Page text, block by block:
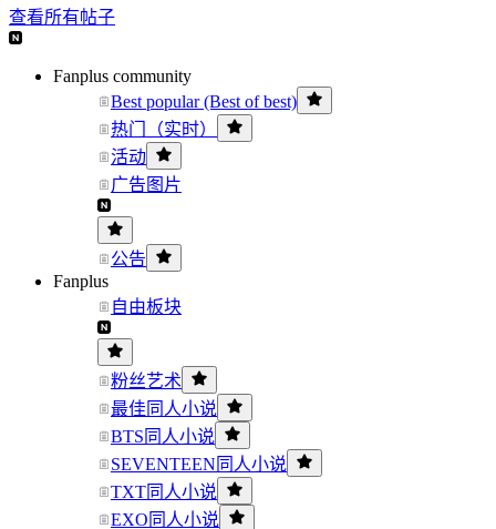
查看所有帖子
Fanplus community
Best popular (Best of best)
热门（实时）
活动
广告图片
公告
Fanplus
自由板块
粉丝艺术
最佳同人小说
BTS同人小说
SEVENTEEN同人小说
TXT同人小说
EXO同人小说